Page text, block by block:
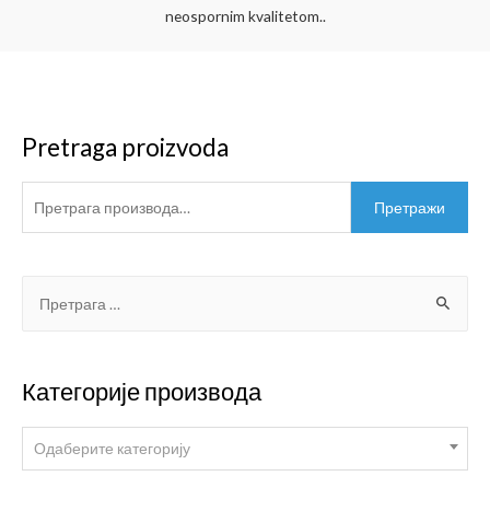
neospornim kvalitetom..
Pretraga proizvoda
Претражи
Категорије производа
Одаберите категорију